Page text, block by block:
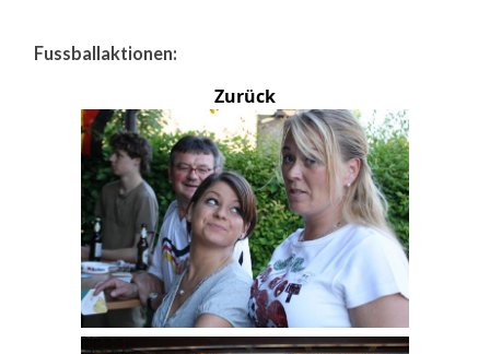
Fussballaktionen:
Zurück